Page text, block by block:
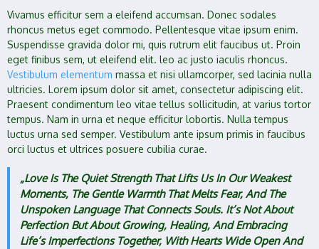
Vivamus efficitur sem a eleifend accumsan. Donec sodales
rhoncus metus eget commodo. Pellentesque vitae ipsum enim.
Suspendisse gravida dolor mi, quis rutrum elit faucibus ut. Proin
eget finibus sem, ut eleifend elit. leo ac justo iaculis rhoncus.
Vestibulum elementum massa et nisi ullamcorper, sed lacinia nulla
ultricies. Lorem ipsum dolor sit amet, consectetur adipiscing elit.
Praesent condimentum leo vitae tellus sollicitudin, at varius tortor
tempus. Nam in urna et neque efficitur lobortis. Nulla tempus
luctus urna sed semper. Vestibulum ante ipsum primis in faucibus
orci luctus et ultrices posuere cubilia curae.
„Love Is The Quiet Strength That Lifts Us In Our Weakest
Moments, The Gentle Warmth That Melts Fear, And The
Unspoken Language That Connects Souls. It’s Not About
Perfection But About Growing, Healing, And Embracing
Life’s Imperfections Together, With Hearts Wide Open And